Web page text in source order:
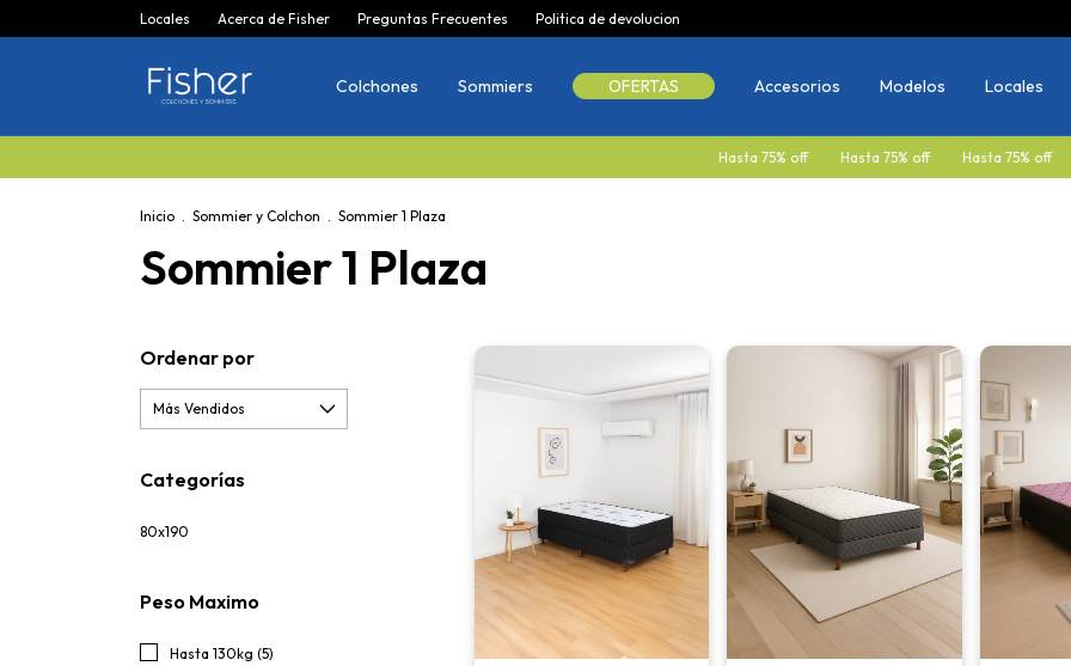
Locales Acerca de Fisher Preguntas Frecuentes Politica de devolucion
Colchones Sommiers OFERTAS Accesorios Modelos Locales
Hasta 75% off Hasta 75% off Hasta 75% off Hasta
Inicio . Sommier y Colchon . Sommier 1 Plaza
Sommier 1 Plaza
Ordenar por
Categorías
80x190
Peso Maximo
Hasta 130kg (5)